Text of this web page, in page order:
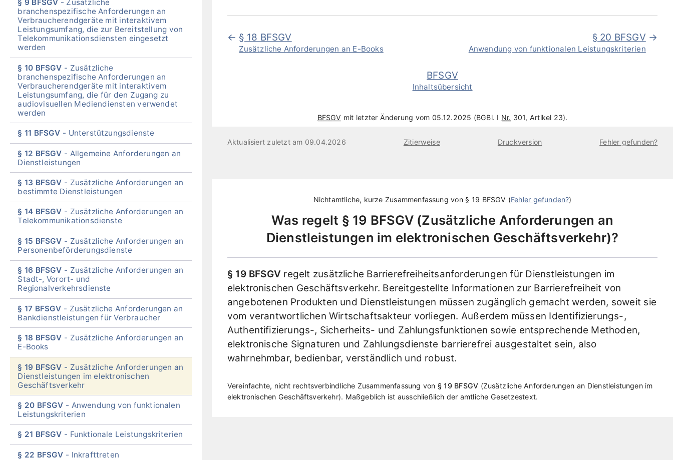
§ 18 BFSGV
Zusätzliche Anforderungen an E-Books
§ 20 BFSGV
Anwendung von funktionalen Leistungskriterien
BFSGV
Inhaltsübersicht
BFSGV mit letzter Änderung vom 05.12.2025 (BGBl. I Nr. 301, Artikel 23).
Aktualisiert zuletzt am 09.04.2026 Zitierweise Druckversion Fehler gefunden?
Nichtamtliche, kurze Zusammenfassung von§ 19 BFSGV (Fehler gefunden?)
Was regelt § 19 BFSGV Zusätzliche Anforderungen an
Dienstleistungen im elektronischen Geschäftsverkehr ?
§ 19 BFSGV regelt zusätzliche Barrierefreiheitsanforderungen für Dienstleistungen im
elektronischen Geschäftsverkehr. Bereitgestellte Informationen zur Barrierefreiheit von
angebotenen Produkten und Dienstleistungen müssen zugänglich gemacht werden, soweit sie
vom verantwortlichen Wirtschaftsakteur vorliegen. Außerdem müssen Identifizierungs-,
Authentifizierungs-, Sicherheits- und Zahlungsfunktionen sowie entsprechende Methoden,
elektronische Signaturen und Zahlungsdienste barrierefrei ausgestaltet sein, also
wahrnehmbar, bedienbar, verständlich und robust.
Vereinfachte, nicht rechtsverbindliche Zusammenfassung von § 19 BFSGV Zusätzliche Anforderungen an Dienstleistungen im
elektronischen Geschäftsverkehr . Maßgeblich ist ausschließlich der amtliche Gesetzestext.
§ 9 BFSGV
Zusätzliche
branchenspezifische Anforderungen an
Verbraucherendgeräte mit interaktivem
Leistungsumfang, die zur Bereitstellung von
Telekommunikationsdiensten eingesetzt
werden
§ 10 BFSGV
Zusätzliche
branchenspezifische Anforderungen an
Verbraucherendgeräte mit interaktivem
Leistungsumfang, die für den Zugang zu
audiovisuellen Mediendiensten verwendet
werden
§ 11 BFSGV Unterstützungsdienste
§ 12 BFSGV
Allgemeine Anforderungen an
Dienstleistungen
§ 13 BFSGV
Zusätzliche Anforderungen an
bestimmte Dienstleistungen
§ 14 BFSGV
Zusätzliche Anforderungen an
Telekommunikationsdienste
§ 15 BFSGV
Zusätzliche Anforderungen an
Personenbeförderungsdienste
§ 16 BFSGV
Zusätzliche Anforderungen an
Stadt-, Vorort- und
Regionalverkehrsdienste
§ 17 BFSGV
Zusätzliche Anforderungen an
Bankdienstleistungen für Verbraucher
§ 18 BFSGV
Zusätzliche Anforderungen an
E-Books
§ 19 BFSGV
Zusätzliche Anforderungen an
Dienstleistungen im elektronischen
Geschäftsverkehr
§ 20 BFSGV
Anwendung von funktionalen
Leistungskriterien
§ 21 BFSGV Funktionale Leistungskriterien
§ 22 BFSGV Inkrafttreten